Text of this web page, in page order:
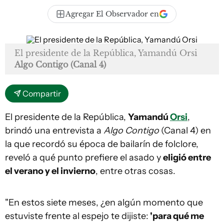
Agregar El Observador en
El presidente de la República, Yamandú Orsi
Algo Contigo (Canal 4)
Compartir
El presidente de la República, YamandúOrsi,
brindó una entrevista a Algo Contigo (Canal 4) en
la que recordó su época de bailarín de folclore,
reveló a qué punto prefiere el asado yeligió entre
el verano y el invierno, entre otras cosas.
"En estos siete meses, ¿en algún momento que
estuviste frente al espejo te dijiste: 'para qué me